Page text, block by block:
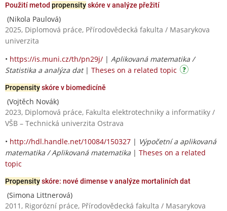
Použití metod propensityskóre v analýze přežití
(Nikola Paulová)
2025, Diplomová práce, Přírodovědecká fakulta / Masarykova
univerzita
• https://is.muni.cz/th/pn29j/ | Aplikovaná matematika /
Statistika a analýza dat| Theses on a related topic
Propensityskóre v biomedicíně
(Vojtěch Novák)
2023, Diplomová práce, Fakulta elektrotechniky a informatiky /
VŠB – Technická univerzita Ostrava
• http://hdl.handle.net/10084/150327 | Výpočetní a aplikovaná
matematika / Aplikovaná matematika | Theses on a related
topic
Propensityskóre: nové dimense v analýze mortaliních dat
(Simona Littnerová)
2011, Rigorózní práce, Přírodovědecká fakulta / Masarykova